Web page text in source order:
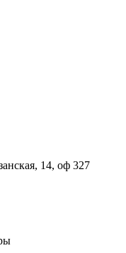
14, оф 327